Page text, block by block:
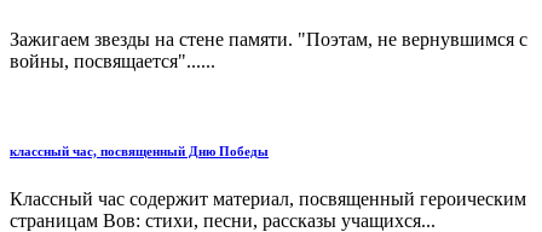
Зажигаем звезды на стене памяти. "Поэтам, не вернувшимся с
войны, посвящается"......
классный час, посвященный Дню Победы
Классный час содержит материал, посвященный героическим
страницам Вов: стихи, песни, рассказы учащихся...